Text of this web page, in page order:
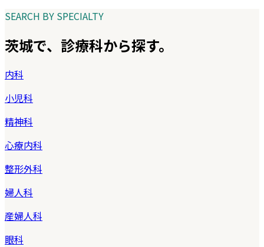
SEARCH BY SPECIALTY
茨城で、診療科から探す。
内科
小児科
精神科
心療内科
整形外科
婦人科
産婦人科
眼科